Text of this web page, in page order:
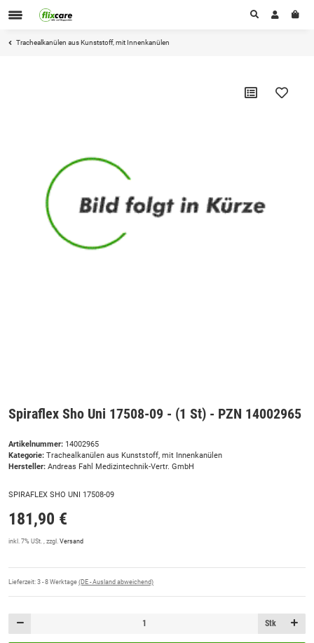
Trachealkanülen aus Kunststoff, mit Innenkanülen
Spiraflex Sho Uni 17508-09 - (1 St) - PZN 14002965
Artikelnummer: 14002965
Kategorie: Trachealkanülen aus Kunststoff, mit Innenkanülen
Hersteller: Andreas Fahl Medizintechnik-Vertr. GmbH
SPIRAFLEX SHO UNI 17508-09
181,90 €
inkl. 7% USt. , zzgl. Versand
Lieferzeit: 3 - 8 Werktage (DE - Ausland abweichend)
Stk